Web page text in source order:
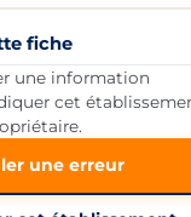
fiche
une information
cet
une erreur